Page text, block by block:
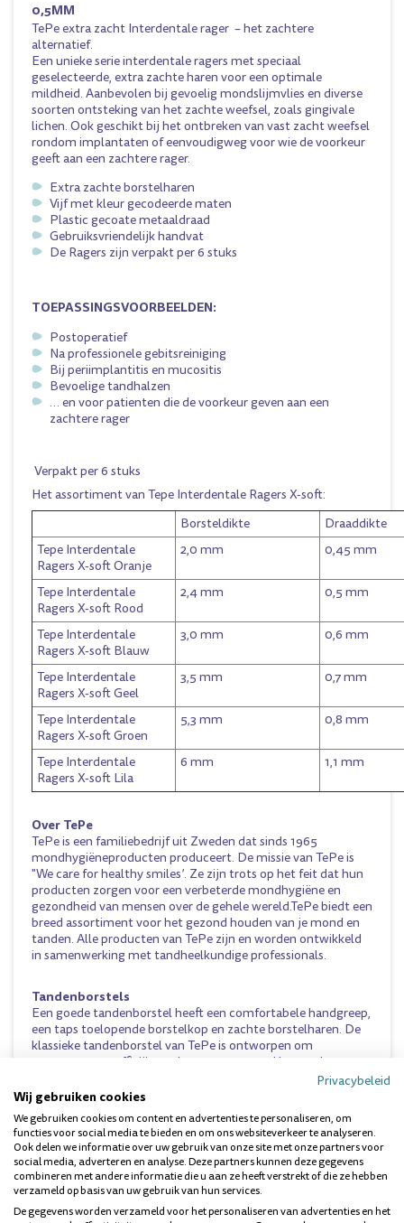
0,5MM
TePe extra zacht Interdentale rager – het zachtere
alternatief.
Een unieke serie interdentale ragers met speciaal
geselecteerde, extra zachte haren voor een optimale
mildheid. Aanbevolen bij gevoelig mondslijmvlies en diverse
soorten ontsteking van het zachte weefsel, zoals gingivale
lichen. Ook geschikt bij het ontbreken van vast zacht weefsel
rondom implantaten of eenvoudigweg voor wie de voorkeur
geeft aan een zachtere rager.
Extra zachte borstelharen
Vijf met kleur gecodeerde maten
Plastic gecoate metaaldraad
Gebruiksvriendelijk handvat
De Ragers zijn verpakt per 6 stuks
TOEPASSINGSVOORBEELDEN:
Postoperatief
Na professionele gebitsreiniging
Bij periimplantitis en mucositis
Bevoelige tandhalzen
… en voor patienten die de voorkeur geven aan een
zachtere rager
Verpakt per 6 stuks
Het assortiment van Tepe Interdentale Ragers X-soft:
Borsteldikte
Draaddikte
Tepe Interdentale
Ragers X-soft Oranje
2,0 mm 0,45 mm
Tepe Interdentale
Ragers X-soft Rood
2,4 mm 0,5 mm
Tepe Interdentale
Ragers X-soft Blauw
3,0 mm 0,6 mm
Tepe Interdentale
Ragers X-soft Geel
3,5 mm 0,7 mm
Tepe Interdentale
Ragers X-soft Groen
5,3 mm 0,8 mm
Tepe Interdentale
Ragers X-soft Lila
6 mm 1,1 mm
Over TePe
TePe is een familiebedrijf uit Zweden dat sinds 1965
mondhygiëneproducten produceert. De missie van TePe is
"We care for healthy smiles’. Ze zijn trots op het feit dat hun
producten zorgen voor een verbeterde mondhygiëne en
gezondheid van mensen over de gehele wereld.TePe biedt een
breed assortiment voor het gezond houden van je mond en
tanden. Alle producten van TePe zijn en worden ontwikkeld
in samenwerking met tandheelkundige professionals.
Tandenborstels
Een goede tandenborstel heeft een comfortabele handgreep,
een taps toelopende borstelkop en zachte borstelharen. De
klassieke tandenborstel van TePe is ontworpen om
aangenaam en efficiënt te kunnen poetsen. Het totale
assortiment omvat verschillende tandenborstels voor zowel
volwassenen als kinderen.
Tussen de tanden reinigen
Je kunt het gebied tussen je tanden op veel verschillende
manieren reinigen. Welk reinigingsproduct je kiest, hangt af
van de ruimte tussen je tanden en je persoonlijke voorkeur.
TePe biedt verschillende soorten ragers, tandenstokers en
floss voor een optimale reiniging tussen je tanden.
Privacybeleid
Wij gebruiken cookies
We gebruiken cookies om content en advertenties te personaliseren, om
functies voor social media te bieden en om ons websiteverkeer te analyseren.
Ook delen we informatie over uw gebruik van onze site met onze partners voor
social media, adverteren en analyse. Deze partners kunnen deze gegevens
combineren met andere informatie die u aan ze heeft verstrekt of die ze hebben
verzameld op basis van uw gebruik van hun services.
De gegevens worden verzameld voor het personaliseren van advertenties en het